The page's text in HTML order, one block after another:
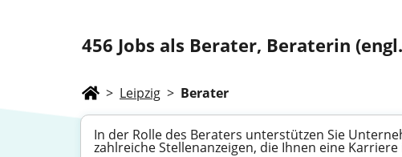
456 Jobs als Berater, Beraterin
> Leipzig > Berater
In der Rolle des Beraters unterstützen Sie
zahlreiche Stellenanzeigen, die Ihnen eine